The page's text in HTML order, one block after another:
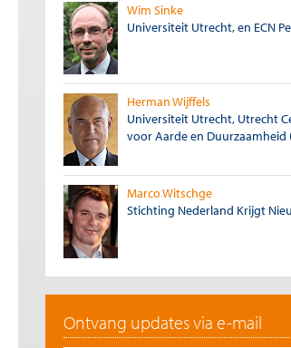
Wim Sinke
Universiteit Utrecht, en ECN
Herman Wijffels
Universiteit Utrecht, Utrecht
voor Aarde en Duurzaamheid
Marco Witschge
Stichting Nederland Krijgt
Ontvang updates via e-mail